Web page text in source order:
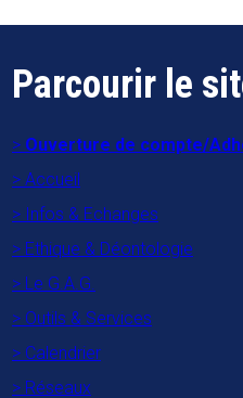
Parcourir le
Ouverture de compte/
Accueil
Infos & Echanges
Ethique & Déontologie
Le G.A.G.
Outils & Services
Calendrier
Réseaux